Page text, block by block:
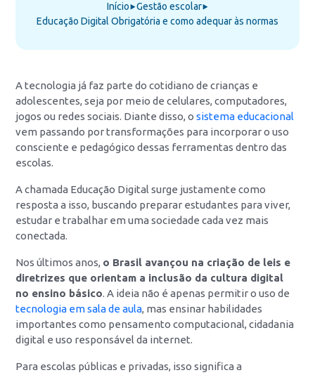
Início⯈Gestão escolar⯈
Educação Digital Obrigatória e como adequar às normas
A tecnologia já faz parte do cotidiano de crianças e
adolescentes, seja por meio de celulares, computadores,
jogos ou redes sociais. Diante disso, osistema educacional
vem passando por transformações para incorporar o uso
consciente e pedagógico dessas ferramentas dentro das
escolas.
A chamada Educação Digital surge justamente como
resposta a isso, buscando preparar estudantes para viver,
estudar e trabalhar em uma sociedade cada vez mais
conectada.
Nos últimos anos, o Brasil avançou na criação de leis e
diretrizes que orientam a inclusão da cultura digital
no ensino básico. A ideia não é apenas permitir o uso de
tecnologia em sala de aula, mas ensinar habilidades
importantes como pensamento computacional, cidadania
digital e uso responsável da internet.
Para escolas públicas e privadas, isso significa a